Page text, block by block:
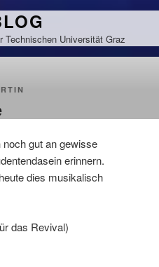
Technischen Universität Graz
gut an gewisse
erinnern.
dies musikalisch
das Revival)